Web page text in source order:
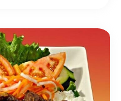
khảo nhé.